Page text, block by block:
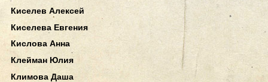
Киселев Алексей
Киселева Евгения
Кислова Анна
Клейман Юлия
Климова Даша